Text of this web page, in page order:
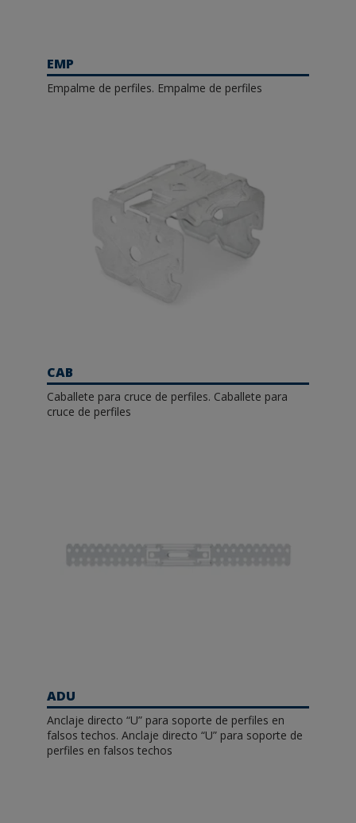
EMP
Empalme de perfiles. Empalme de perfiles
CAB
Caballete para cruce de perfiles. Caballete para
cruce de perfiles
ADU
Anclaje directo “U” para soporte de perfiles en
falsos techos. Anclaje directo “U” para soporte de
perfiles en falsos techos